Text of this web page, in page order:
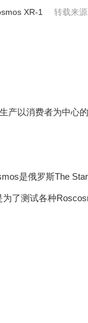
XR-1 转载来
产以消费者为中心
是俄罗斯The
了测试各种